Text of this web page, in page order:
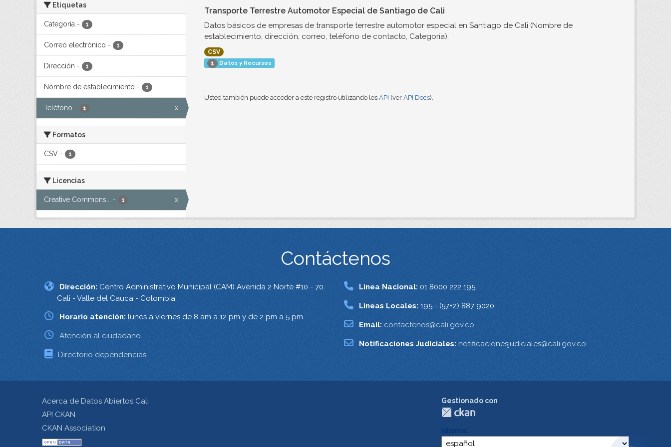
Etiquetas
Categoría - 1
Correo electrónico - 1
Dirección - 1
Nombre de establecimiento - 1
Teléfono - 1 x
Formatos
CSV - 1
Licencias
Creative Commons... - 1 x
Transporte Terrestre Automotor Especial de Santiago de Cali
Datos básicos de empresas de transporte terrestre automotor especial en Santiago de Cali (Nombre de
establecimiento, dirección, correo, teléfono de contacto, Categoría).
CSV
1
Datos y Recursos
Usted también puede acceder a este registro utilizando los API (ver API Docs).
Contáctenos
Dirección: Centro Administrativo Municipal (CAM) Avenida 2 Norte #10 - 70.
Cali - Valle del Cauca - Colombia.
Horario atención: lunes a viernes de 8 am a 12 pm y de 2 pm a 5 pm.
Atención al ciudadano
Directorio dependencias
Linea Nacional: 01 8000 222 195
Lineas Locales: 195 - (57+2) 887 9020
Email: contactenos@cali.gov.co
Notificaciones Judiciales: notificacionesjudiciales@cali.gov.co
Acerca de Datos Abiertos Cali
API CKAN
CKAN Association
Gestionado con